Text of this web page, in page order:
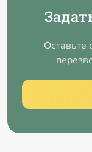
Оставьте